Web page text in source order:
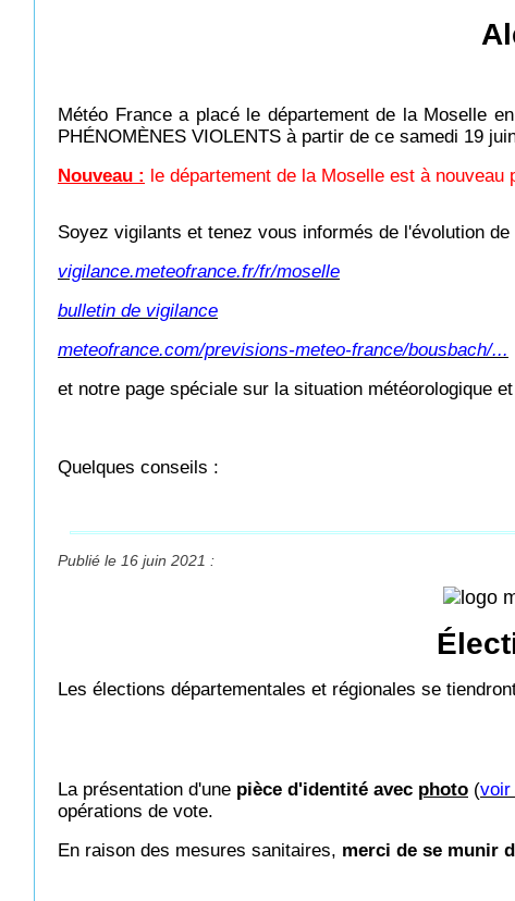
Météo France a placé le département de la Moselle
PHÉNOMÈNES VIOLENTS à partir de ce samedi 19
Nouveau : le département de la Moselle est à nouveau
Soyez vigilants et tenez vous informés de l'évolution
vigilance.meteofrance.fr/fr/moselle
bulletin de vigilance
meteofrance.com/previsions-meteo-france/bousbach/...
et notre page spéciale sur la situation météorologique
Quelques conseils :
Publié le 16 juin 2021 :
Les élections départementales et régionales se
La présentation d'une pièce d'identité avec photo (voir
opérations de vote.
En raison des mesures sanitaires, merci de se munir